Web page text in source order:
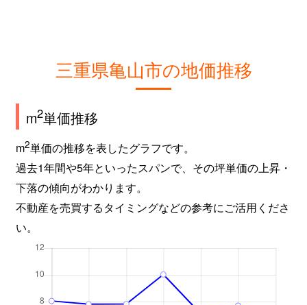
三重県亀山市の地価推移
m2単価推移
m2単価の推移を表したグラフです。
過去1年間や5年といったスパンで、その坪単価の上昇・
下落の傾向がわかります。
不動産を売買するタイミングなどの参考にご活用くださ
い。